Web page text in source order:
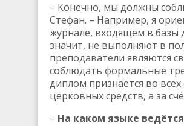
– Конечно, мы должны
Стефан. – Например, я
журнале, входящем в базы
значит, не выполняют в
преподаватели являются
соблюдать формальные
диплом признаётся во
церковных средств, а за
– На каком языке